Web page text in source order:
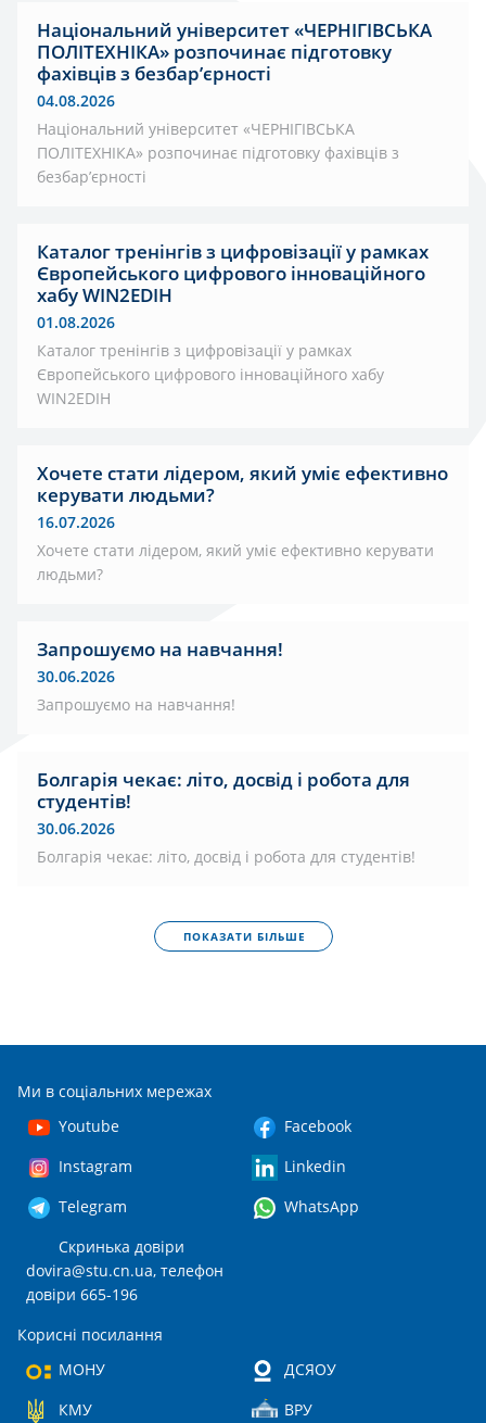
Національний університет «ЧЕРНІГІВСЬКА
ПОЛІТЕХНІКА» розпочинає підготовку
фахівців з безбар’єрності
04.08.2026
Національний університет «ЧЕРНІГІВСЬКА
ПОЛІТЕХНІКА» розпочинає підготовку фахівців з
безбар’єрності
Каталог тренінгів з цифровізації у рамках
Європейського цифрового інноваційного
хабу WIN2EDIH
01.08.2026
Каталог тренінгів з цифровізації у рамках
Європейського цифрового інноваційного хабу
WIN2EDIH
Хочете стати лідером, який уміє ефективно
керувати людьми?
16.07.2026
Хочете стати лідером, який уміє ефективно керувати
людьми?
Запрошуємо на навчання!
30.06.2026
Запрошуємо на навчання!
Болгарія чекає: літо, досвід і робота для
студентів!
30.06.2026
Болгарія чекає: літо, досвід і робота для студентів!
ПОКАЗАТИ БІЛЬШЕ
Ми в соціальних мережах
Youtube
Facebook
Instagram
Linkedin
Telegram
WhatsApp
Скринька довіри
dovira@stu.cn.ua, телефон
довіри 665-196
Корисні посилання
МОНУ
ДСЯОУ
КМУ
ВРУ